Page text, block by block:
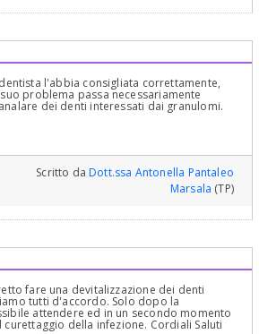
l'abbia consigliata correttamente,
problema passa necessariamente
dei denti interessati dai granulomi.
Scritto daDott.ssa Antonella Pantaleo
Marsala (TP)
fare una devitalizzazione dei denti
tutti d'accordo. Solo dopo la
attendere ed in un secondo momento
della infezione. Cordiali Saluti